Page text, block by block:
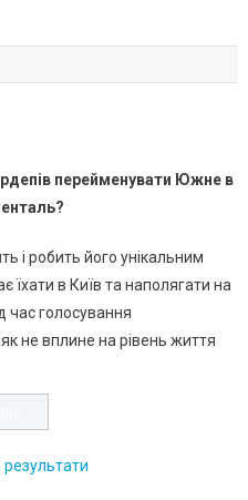
перейменувати Южне в
і робить його унікальним
їхати в Київ та наполягати на
час голосування
не вплине на рівень життя